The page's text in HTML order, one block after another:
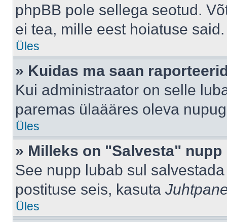
phpBB pole sellega seotud.
ei tea, mille eest hoiatuse said.
Üles
» Kuidas ma saan
Kui administraator on selle
paremas ülaääres oleva
Üles
» Milleks on "Salvesta"
See nupp lubab sul
postituse seis, kasuta
Üles